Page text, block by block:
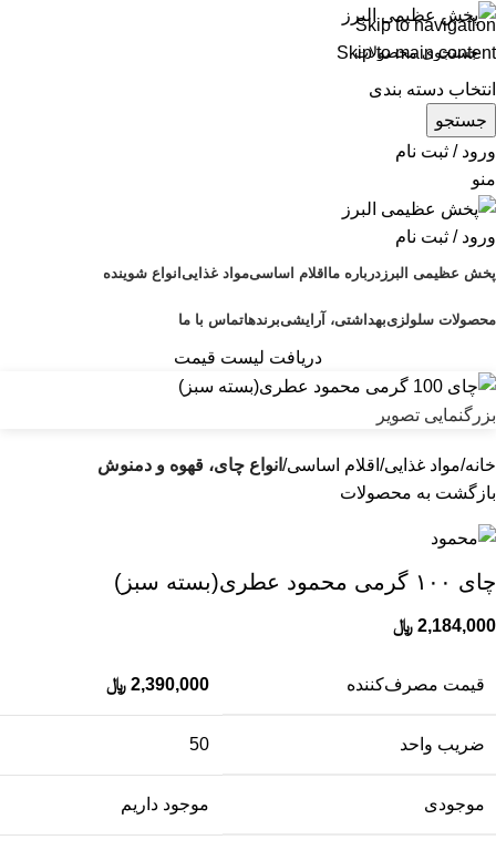
Skip to navigation
Skip to main content
انتخاب دسته بندی
جستجو
ورود / ثبت نام
منو
ورود / ثبت نام
پخش عظیمی البرز درباره مااقلام اساسیمواد غذاییانواع شوینده
محصولات سلولزیبهداشتی، آرایشیبرندهاتماس با ما
دریافت لیست قیمت
بزرگنمایی تصویر
خانه مواد غذایی اقلام اساسی انواع چای، قهوه و دمنوش
بازگشت به محصولات
چای ۱۰۰ گرمی محمود عطری(بسته سبز)
2,184,000 ﷼
قیمت مصرف‌کننده 2,390,000 ﷼
ضریب واحد 50
موجودی موجود داریم